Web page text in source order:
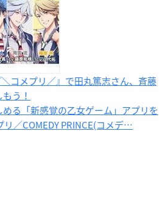
コメプリ／』で田丸篤志さん、斉藤
う！
る「新感覚の乙女ゲーム」アプリを
／COMEDY PRINCE(コメデ…